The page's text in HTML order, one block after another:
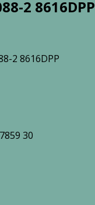
2 8616DPP
2 8616DPP